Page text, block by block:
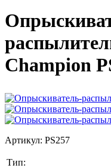
Champion
Артикул: PS257
Тип: